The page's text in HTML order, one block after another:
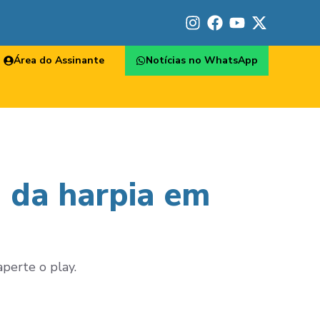
Área do Assinante Notícias no WhatsApp
harpia em
o play.